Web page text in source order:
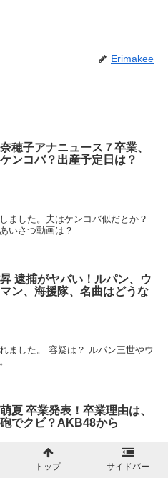
Erimakee
穂子アナニュース７卒業、
ンコバ？出産予定日は？
ました。夫はケンコバ似だとか？
いさつ動画は？
逮捕がヤバい！ルパン、ウ
ン、海援隊、名曲はどうな
ました。 容疑は？ ルパン三世やウ
夏 卒業発表！卒業理由は、
でクビ？AKB48から
トップ サイドバー